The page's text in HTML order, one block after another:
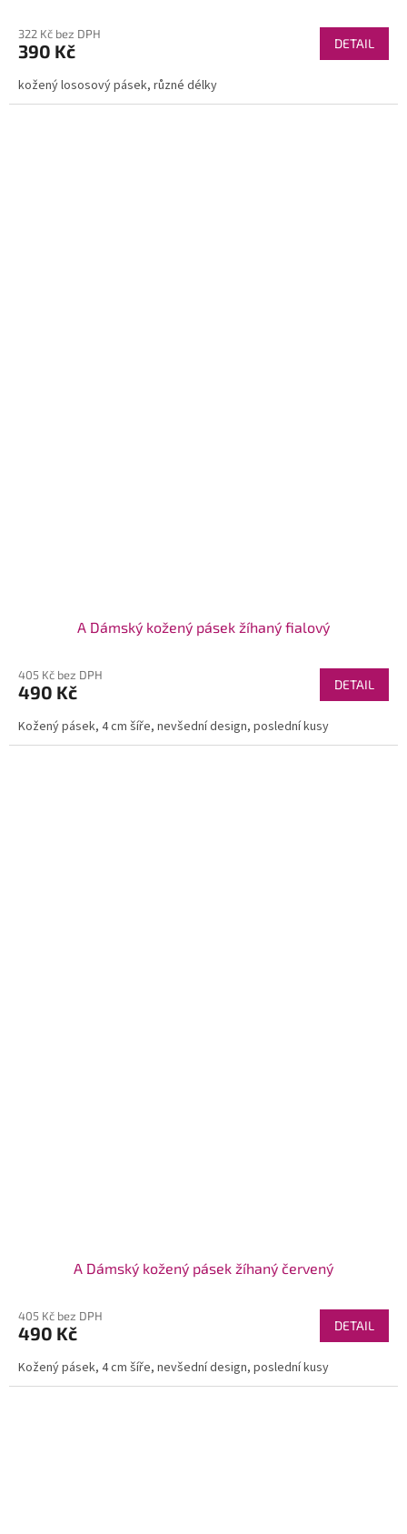
322 Kč bez DPH
390 Kč DETAIL
kožený lososový pásek, různé délky
A Dámský kožený pásek žíhaný fialový
405 Kč bez DPH
490 Kč DETAIL
Kožený pásek, 4 cm šíře, nevšední design, poslední kusy
A Dámský kožený pásek žíhaný červený
405 Kč bez DPH
490 Kč DETAIL
Kožený pásek, 4 cm šíře, nevšední design, poslední kusy